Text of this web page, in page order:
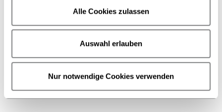
Alle Cookies zulassen
Auswahl erlauben
Nur notwendige Cookies verwenden